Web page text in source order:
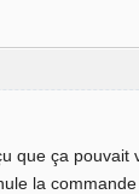
que ça
la